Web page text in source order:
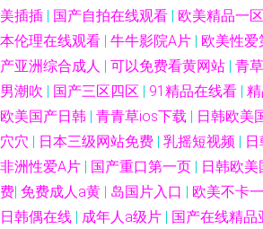
美插插 | 国产自拍在线观看 | 欧美精品一
本伦理在线观看 | 牛牛影院A片 | 欧美性爱
产亚洲综合成人 | 可以免费看黄网站 | 青
男潮吹 | 国产三区四区 | 91精品在线看 |
欧美国产日韩 | 青青草ios下载 | 日韩欧美
穴穴 | 日本三级网站免费 | 乳摇短视频 |
非洲性爱A片 | 国产重口第一页 | 日韩欧
费| 免费成人a黄 | 岛国片入口 | 欧美不卡
日韩偶在线 | 成年人a级片 | 国产在线精品